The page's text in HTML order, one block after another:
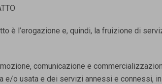
è l’erogazione e, quindi, la fruizione di
comunicazione e
e/o usata e dei servizi annessi e